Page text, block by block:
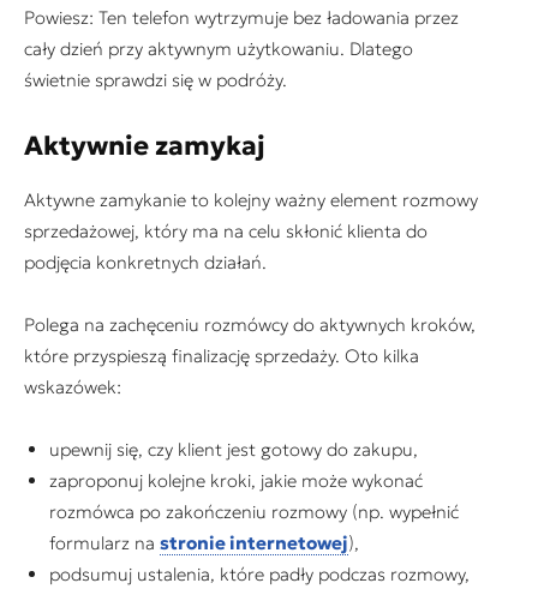
Powiesz: Ten telefon wytrzymuje bez ładowania przez
cały dzień przy aktywnym użytkowaniu. Dlatego
świetnie sprawdzi się w podróży.
Aktywnie zamykaj
Aktywne zamykanie to kolejny ważny element rozmowy
sprzedażowej, który ma na celu skłonić klienta do
podjęcia konkretnych działań.
Polega na zachęceniu rozmówcy do aktywnych kroków,
które przyspieszą finalizację sprzedaży. Oto kilka
wskazówek:
upewnij się, czy klient jest gotowy do zakupu,
zaproponuj kolejne kroki, jakie może wykonać
rozmówca po zakończeniu rozmowy (np. wypełnić
formularz na stronie internetowej),
podsumuj ustalenia, które padły podczas rozmowy,